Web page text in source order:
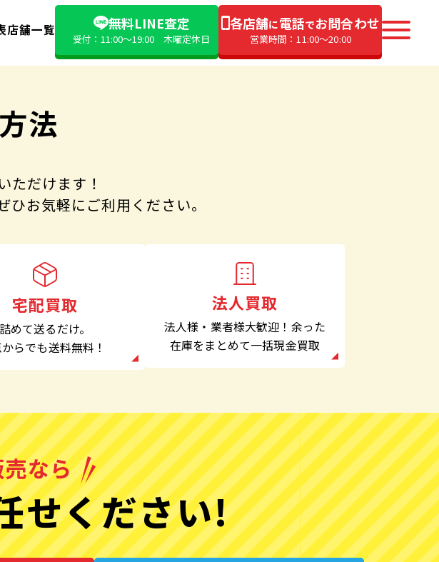
店舗一覧 無料LINE査定
受付：11:00〜19:00 木曜定休日
各店舗に電話でお問合わせ
営業時間：11:00〜20:00
法
ただけます！
ひお気軽にご利用ください。
宅配買取
詰めて送るだけ。
らでも送料無料！
法人買取
法人様・業者様大歓迎！余った
在庫をまとめて一括現金買取
せください!